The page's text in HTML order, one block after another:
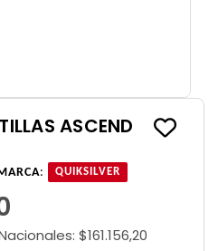
ASCEND
: QUIKSILVER
$161.156,20